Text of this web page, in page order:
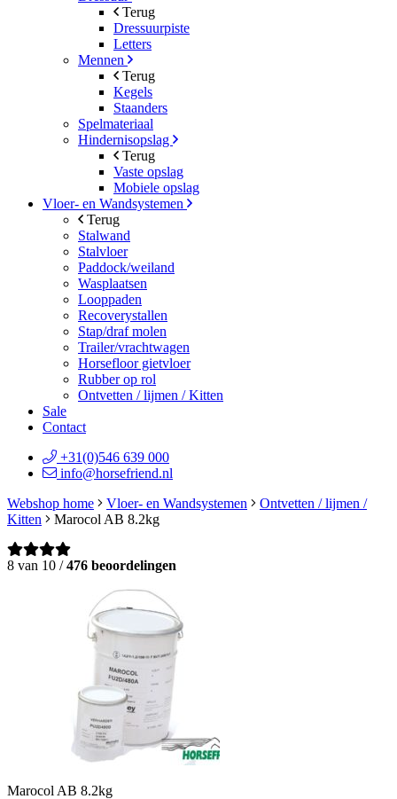
Terug
Dressuurpiste
Letters
Mennen
Terug
Kegels
Staanders
Spelmateriaal
Hindernisopslag
Terug
Vaste opslag
Mobiele opslag
Vloer- en Wandsystemen
Terug
Stalwand
Stalvloer
Paddock/weiland
Wasplaatsen
Looppaden
Recoverystallen
Stap/draf molen
Trailer/vrachtwagen
Horsefloor gietvloer
Rubber op rol
Ontvetten / lijmen / Kitten
Sale
Contact
+31(0)546 639 000
info@horsefriend.nl
Webshop home
Vloer- en Wandsystemen
Ontvetten / lijmen /
Kitten
Marocol AB 8.2kg
8 van 10 /476 beoordelingen
Marocol AB 8.2kg